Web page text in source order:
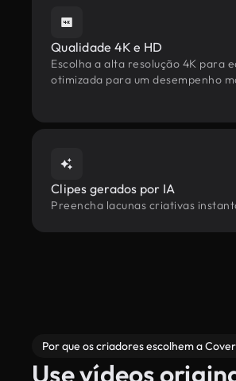
Qualidade 4K e HD
Escolha a alta resolução 4K para
otimizada para um desempenho
Clipes gerados por IA
Preencha lacunas criativas
Por que os criadores escolhem a
Use vídeos